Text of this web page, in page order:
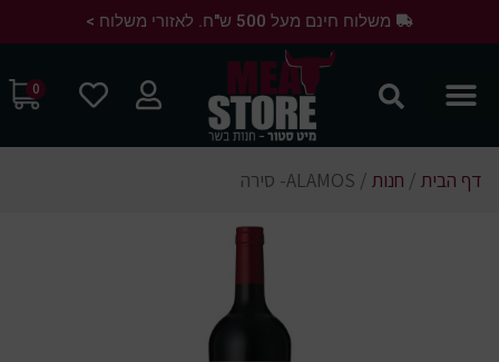
משלוח חינם מעל 500 ש"ח. לאזורי משלוח >
0
דף הבית / חנות / ALAMOS- סירה